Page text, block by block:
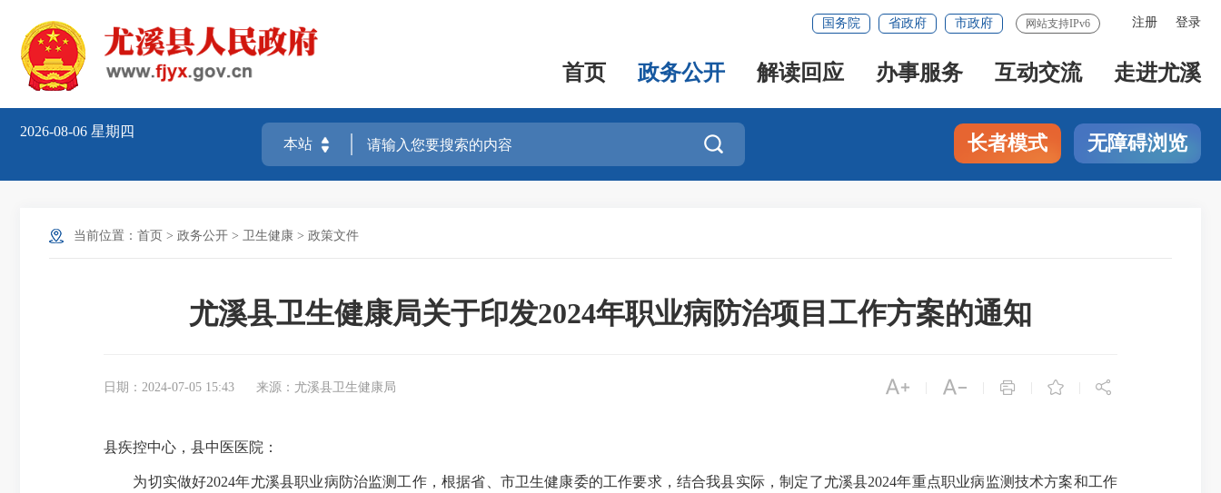
注册 登录
国务院 省政府 市政府 网站支持IPv6
首页 政务公开 解读回应 办事服务 互动交流 走进尤溪
2026-08-06 星期四
 长者模式 无障碍浏览
当前位置： 首页 > 政务公开 > 卫生健康 > 政策文件
尤溪县卫生健康局关于印发2024年职业病防治项目工作方案的通知
日期：2024-07-05 15:43 来源：尤溪县卫生健康局     
县疾控中心，县中医医院：
为切实做好2024年尤溪县职业病防治监测工作，根据省、市卫生健康委的工作要求，结合我县实际，制定了尤溪县2024年重点职业病监测技术方案和工作